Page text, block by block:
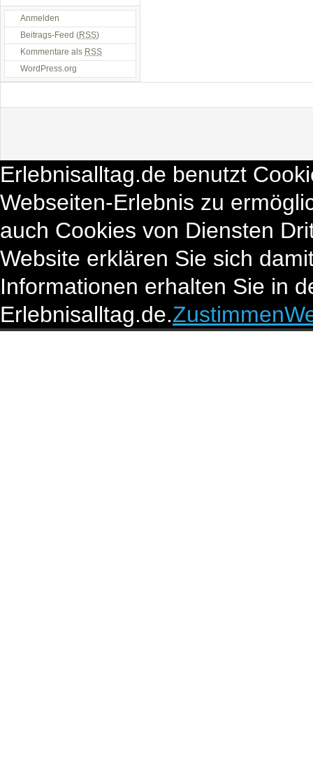
Anmelden
Beitrags-Feed (RSS)
Kommentare als RSS
WordPress.org
Erlebnisalltag.de benutzt
Webseiten-Erlebnis zu
auch Cookies von Diensten
Website erklären Sie sich
Informationen erhalten Sie in
Erlebnisalltag.de.Zustimmen